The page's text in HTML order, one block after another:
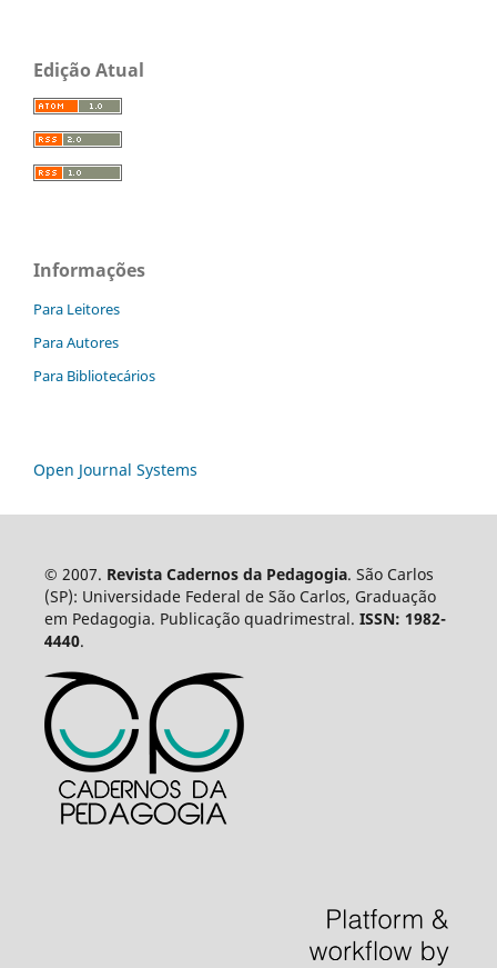
Edição Atual
Informações
Para Leitores
Para Autores
Para Bibliotecários
Open Journal Systems
© 2007. Revista Cadernos da Pedagogia. São Carlos
(SP): Universidade Federal de São Carlos, Graduação
em Pedagogia. Publicação quadrimestral. ISSN: 1982-
4440.